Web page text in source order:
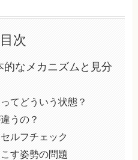
目次
なメカニズムと見分
てどういう状態？
うの？
ルフチェック
す姿勢の問題